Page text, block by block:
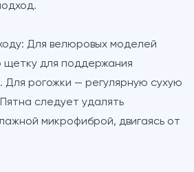
Для велюровых моделей
щетку для поддержания
Для рогожки — регулярную сухую
следует удалять
микрофиброй, двигаясь от